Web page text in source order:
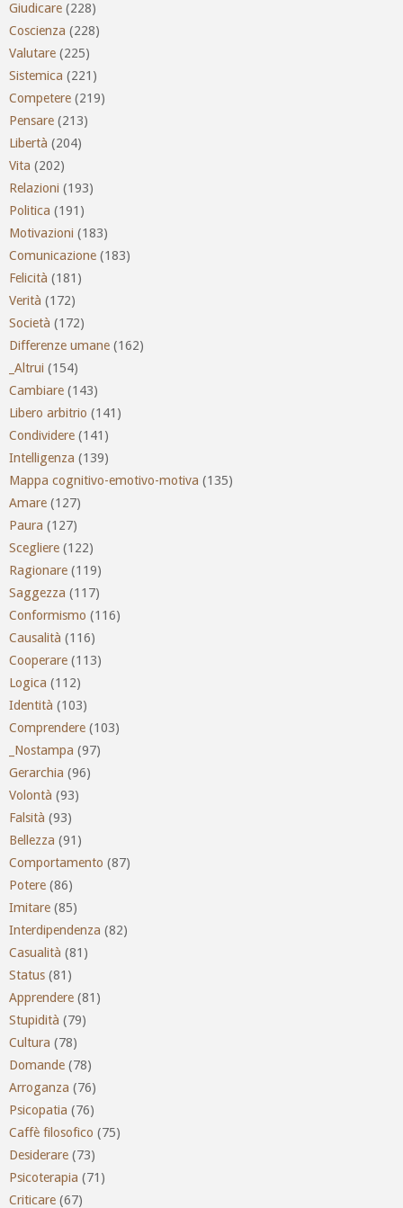
Giudicare (228)
Coscienza (228)
Valutare (225)
Sistemica (221)
Competere (219)
Pensare (213)
Libertà (204)
Vita (202)
Relazioni (193)
Politica (191)
Motivazioni (183)
Comunicazione (183)
Felicità (181)
Verità (172)
Società (172)
Differenze umane (162)
_Altrui (154)
Cambiare (143)
Libero arbitrio (141)
Condividere (141)
Intelligenza (139)
Mappa cognitivo-emotivo-motiva (135)
Amare (127)
Paura (127)
Scegliere (122)
Ragionare (119)
Saggezza (117)
Conformismo (116)
Causalità (116)
Cooperare (113)
Logica (112)
Identità (103)
Comprendere (103)
_Nostampa (97)
Gerarchia (96)
Volontà (93)
Falsità (93)
Bellezza (91)
Comportamento (87)
Potere (86)
Imitare (85)
Interdipendenza (82)
Casualità (81)
Status (81)
Apprendere (81)
Stupidità (79)
Cultura (78)
Domande (78)
Arroganza (76)
Psicopatia (76)
Caffè filosofico (75)
Desiderare (73)
Psicoterapia (71)
Criticare (67)